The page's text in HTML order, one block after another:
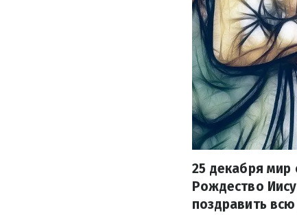
25 декабря мир
Рождество
поздравить